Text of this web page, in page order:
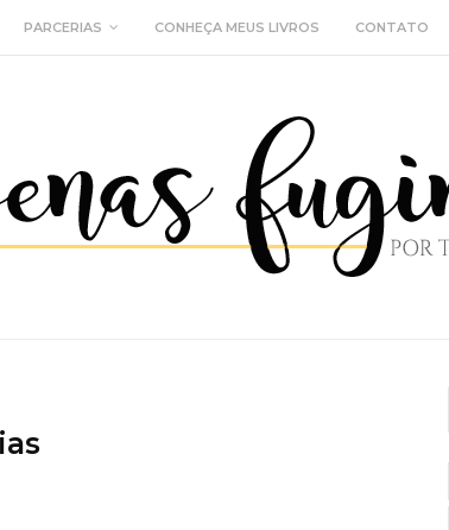
PARCERIAS CONHEÇA MEUS LIVROS CONTATO